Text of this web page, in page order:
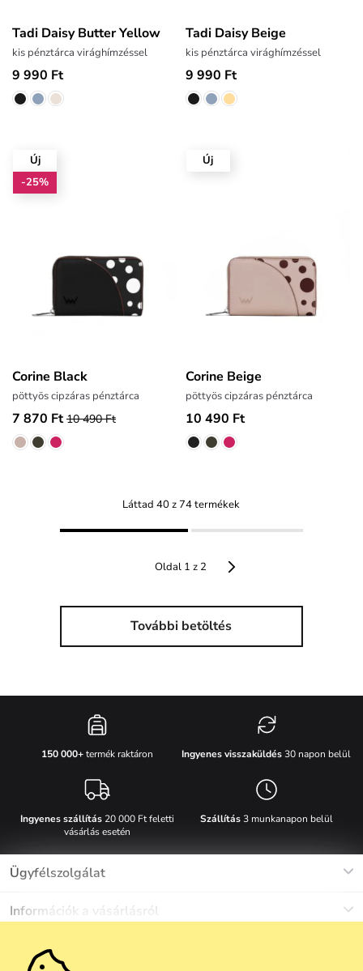
Tadi Daisy Butter Yellow
kis pénztárca virághímzéssel
9 990 Ft
Tadi Daisy Beige
kis pénztárca virághímzéssel
9 990 Ft
Új
-25%
Corine Black
pöttyös cipzáras pénztárca
7 870 Ft 10 490 Ft
Új
Corine Beige
pöttyös cipzáras pénztárca
10 490 Ft
Láttad 40 z 74 termékek
Oldal 1 z 2
További betöltés
150 000+termék raktáron Ingyenes visszaküldés30 napon belül
Ingyenes szállítás20 000 Ft feletti
vásárlás esetén
Szállítás3 munkanapon belül
Ügyfélszolgálat
+36 1 808 9989
Információk a vásárlásról
Gyakori kérdések
Egyéb információk